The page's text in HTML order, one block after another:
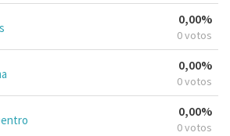
0,00%
0 votos
0,00%
0 votos
0,00%
0 votos